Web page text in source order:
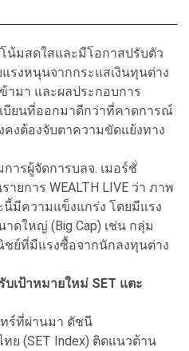
น้มสดใสและมีโอกาสปรับตัว
รงหนุนจากกระแสเงินทุนต่าง
ามา และผลประกอบการ
บียนที่ออกมาดีกว่าที่คาดการณ์
งต้องจับตาความขัดแย้งทาง
ารผู้จัดการบลจ. เมอร์ชั่
ายการ WEALTH LIVE ว่า ภาพ
มีความแข็งแกร่ง โดยมีแรง
ใหญ่ (Big Cap) เช่น กลุ่ม
ย์ที่มีแรงซื้อจากนักลงทุนต่าง
บเป้าหมายใหม่ SET แตะ
ร์ที่ผ่านมา ดัชนี
ย (SET Index) ติดแนวต้าน